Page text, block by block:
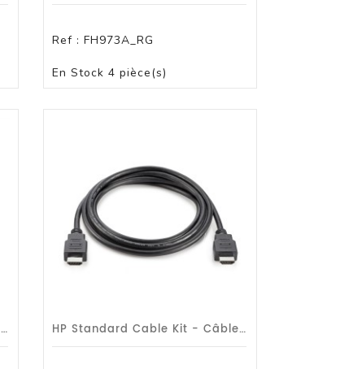
Ref :FH973A_RG
En Stock 4 pièce(s)
Mcl Samar Micro Cabl Câble A/V MCL MC385-5M - 5 M HDMI - Pour Périphérique Audio HP Standard Cable Kit - Câble HDMI - HDMI Mâle Pour HDMI Mâle - 1.8 M - Garantie